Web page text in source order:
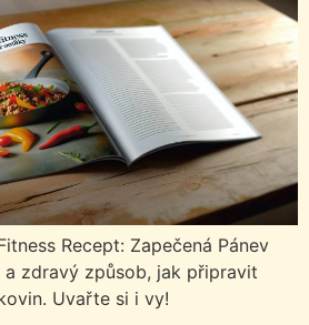
Recept: Zapečená Pánev
a zdravý způsob, jak připravit
Uvařte si i vy!